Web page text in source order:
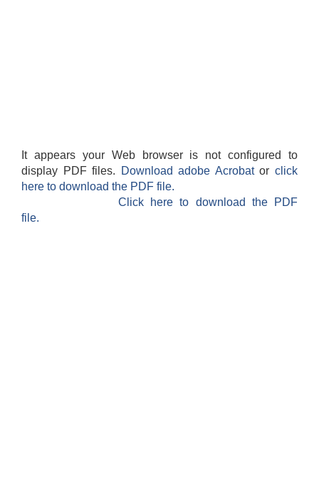
It appears your Web browser is not configured to
display PDF files.
Download adobe Acrobatorclick
here to download the PDF file.
Click here to download the PDF
file.